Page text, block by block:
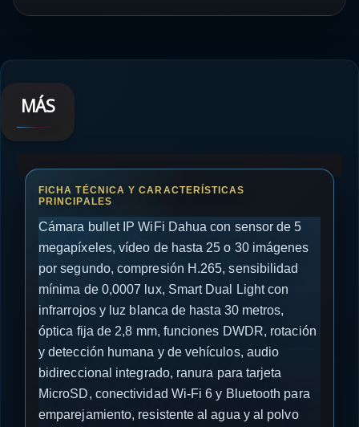
MÁS
Cámara bullet IP WiFi Dahua con sensor de 5
megapíxeles, vídeo de hasta 25 o 30 imágenes
por segundo, compresión H.265, sensibilidad
mínima de 0,0007 lux, Smart Dual Light con
infrarrojos y luz blanca de hasta 30 metros,
óptica fija de 2,8 mm, funciones DWDR, rotación
y detección humana y de vehículos, audio
bidireccional integrado, ranura para tarjeta
MicroSD, conectividad Wi-Fi 6 y Bluetooth para
emparejamiento, resistente al agua y al polvo